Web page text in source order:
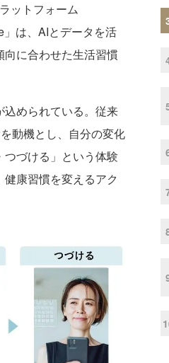
ットフォーム
」は、AIとデータを活
に合わせた生活習慣
込められている。従来
動機とし、自分の変化
づける」という体験
康習慣を変えるアク